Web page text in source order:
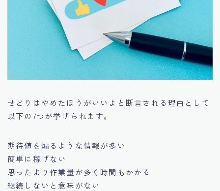
せどりはやめたほうがいいよと断言される理由として
以下の7つが挙げられます。
期待値を煽るような情報が多い
簡単に稼げない
思ったより作業量が多く時間もかかる
継続しないと意味がない